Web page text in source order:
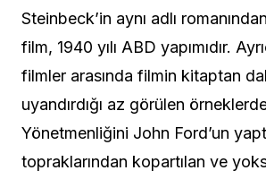
Steinbeck’in aynı adlı
film, 1940 yılı ABD yapımıdır.
filmler arasında filmin kitaptan
uyandırdığı az görülen
Yönetmenliğini John Ford’un
topraklarından kopartılan ve